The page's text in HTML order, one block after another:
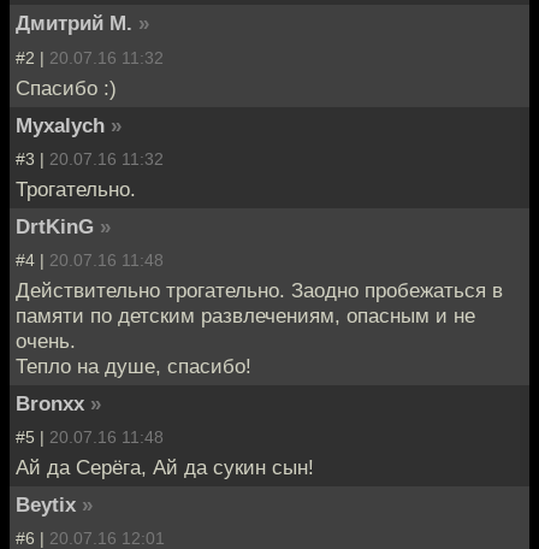
Дмитрий М. »
#2 | 20.07.16 11:32
Спасибо :)
Myxalych »
#3 | 20.07.16 11:32
Трогательно.
DrtKinG »
#4 | 20.07.16 11:48
Действительно трогательно. Заодно пробежаться в
памяти по детским развлечениям, опасным и не
очень.
Тепло на душе, спасибо!
Bronxx »
#5 | 20.07.16 11:48
Ай да Серёга, Ай да сукин сын!
Beytix »
#6 | 20.07.16 12:01